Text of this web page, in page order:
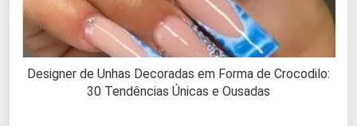
Designer de Unhas Decoradas em Forma de Crocodilo:
30 Tendências Únicas e Ousadas